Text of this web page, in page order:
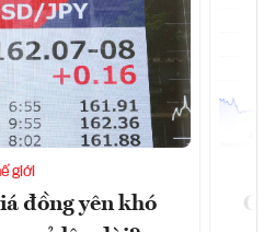
giới
đồng yên khó